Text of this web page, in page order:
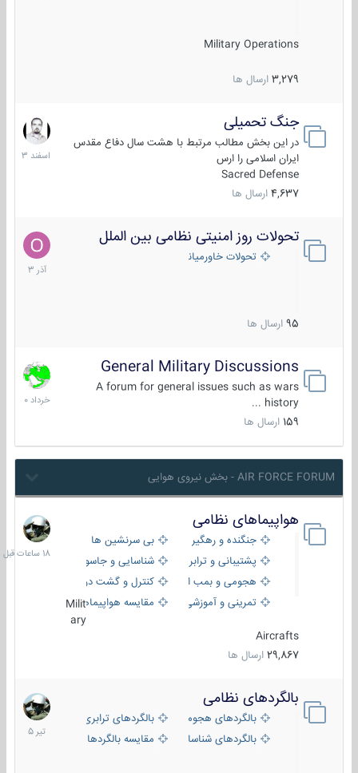
Military Operations
3,279 ارسال ها
جنگ تحمیلی
در این بخش مطالب مرتبط با هشت سال دفاع مقدس
ایران اسلامی را ارس
Sacred Defense
4,637 ارسال ها
20
اسفند
1403
تحولات روز امنیتی نظامی بین الملل
تحولات خاورمیانه
95 ارسال ها
21
آذر
1403
General Military Discussions
A forum for general issues such as wars
history ...
159 ارسال ها
10
خرداد
1400
AIR FORCE FORUM - بخش نیروی هوایی
هواپیماهای نظامی
جنگنده و رهگیر
بی سرنشین ها
پشتیبانی و ترابری
شناسایی و جاسوسی
هجومی و بمب افکن
کنترل و گشت دریایی
تمرینی و آموزشی
مقایسه هواپیماهاMilit
ary
Aircrafts
29,867 ارسال ها
18
ساعات
قبل
بالگردهای نظامی
بالگردهای هجومی
بالگردهای ترابری
بالگردهای شناسایی
مقایسه بالگردها
22
تیر
1405